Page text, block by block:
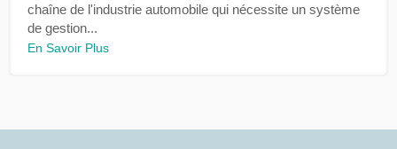
chaîne de l'industrie automobile qui nécessite un système
de gestion...
En Savoir Plus